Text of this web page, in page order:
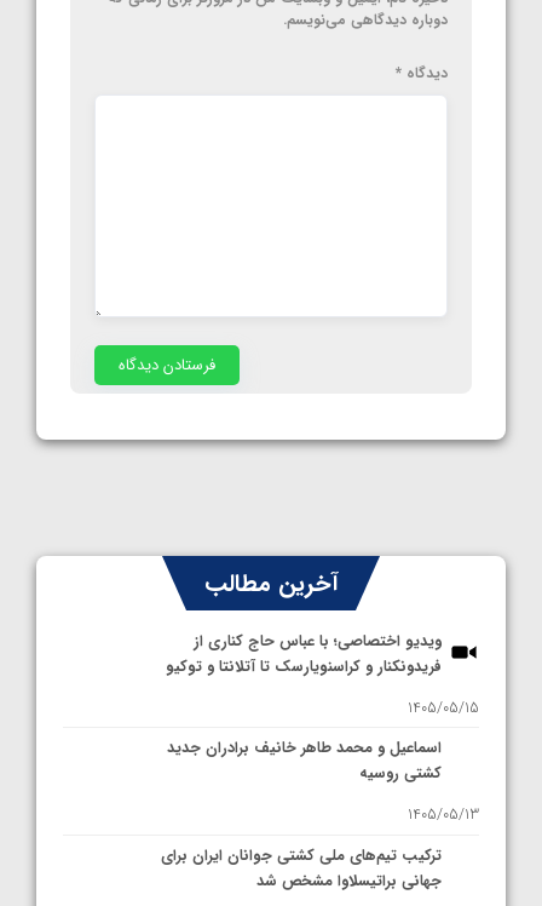
دوباره دیدگاهی می‌نویسم.
دیدگاه *
آخرین مطالب
ویدیو اختصاصی؛ با عباس حاج کناری از
فریدونکنار و کراسنویارسک تا آتلانتا و توکیو
1405/05/15
اسماعیل و محمد طاهر خانیف برادران جدید
کشتی روسیه
1405/05/13
ترکیب تیم‌های ملی کشتی جوانان ایران برای
جهانی براتیسلاوا مشخص شد